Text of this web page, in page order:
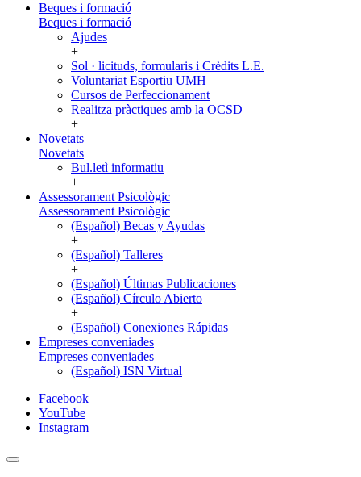
Beques i formació
Beques i formació
Ajudes
+
Sol · licituds, formularis i Crèdits L.E.
Voluntariat Esportiu UMH
Cursos de Perfeccionament
Realitza pràctiques amb la OCSD
+
Novetats
Novetats
Bul.letì informatiu
+
Assessorament Psicològic
Assessorament Psicològic
(Español) Becas y Ayudas
+
(Español) Talleres
+
(Español) Últimas Publicaciones
(Español) Círculo Abierto
+
(Español) Conexiones Rápidas
Empreses conveniades
Empreses conveniades
(Español) ISN Virtual
Facebook
YouTube
Instagram